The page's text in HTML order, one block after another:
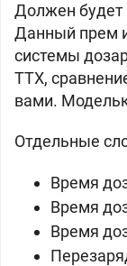
Должен будет
Данный прем
системы
ТТХ,
вами.
Отдельные
Время
Время
Время